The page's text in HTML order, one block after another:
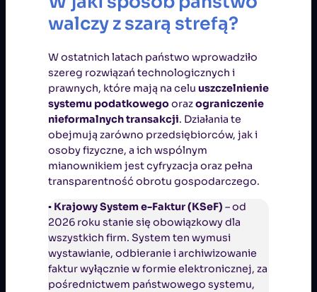
walczy z szarą strefą?
W ostatnich latach państwo wprowadziło
szereg rozwiązań technologicznych i
prawnych, które mają na celu uszczelnienie
systemu podatkowegoorazograniczenie
nieformalnych transakcji. Działania te
obejmują zarówno przedsiębiorców, jak i
osoby fizyczne, a ich wspólnym
mianownikiem jest cyfryzacja oraz pełna
transparentność obrotu gospodarczego.
▪ Krajowy System e-Faktur (KSeF) – od
2026 roku stanie się obowiązkowy dla
wszystkich firm. System ten wymusi
wystawianie, odbieranie i archiwizowanie
faktur wyłącznie w formie elektronicznej, za
pośrednictwem państwowego systemu,